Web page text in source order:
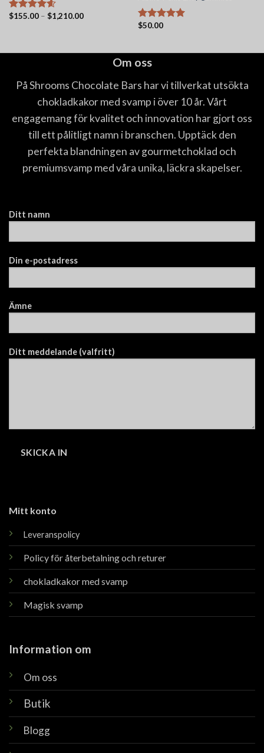
Betygsatt
$155.00 – $1,210.00Prisintervall:
Betygsatt
$50.00
Om oss
På Shrooms Chocolate Bars har vi tillverkat utsökta
chokladkakor med svamp i över 10 år. Vårt
engagemang för kvalitet och innovation har gjort oss
till ett pålitligt namn i branschen. Upptäck den
perfekta blandningen av gourmetchoklad och
premiumsvamp med våra unika, läckra skapelser.
Mitt konto
Leveranspolicy
Policy för återbetalning och returer
chokladkakor med svamp
Magisk svamp
Information om
Om oss
Butik
Blogg
Ditt namn
Din e-postadress
Ämne
Ditt meddelande (valfritt)